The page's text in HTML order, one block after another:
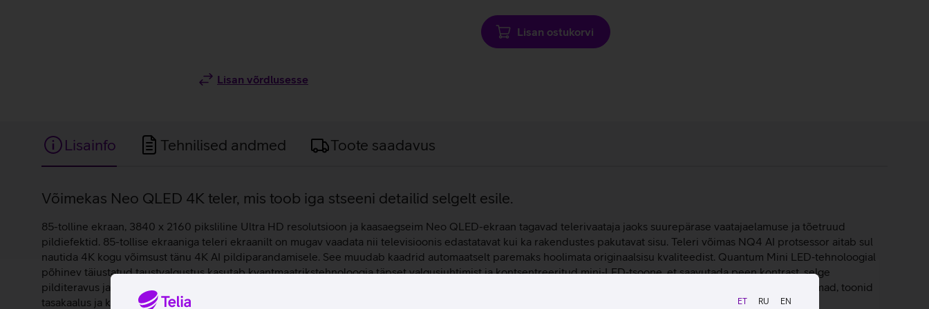
ET RU EN
Lisan võrdlusesse
laadimine
Lisan ostukorvi
Lisainfo Tehnilised andmed Toote saadavus
Lisainfo
Võimekas Neo QLED 4K teler, mis toob iga stseeni detailid selgelt esile.
85-tolline ekraan, 3840 x 2160 piksliline Ultra HD resolutsioon ja kaasaegseim Neo QLED-ekraan tagavad telerivaataja jaoks suurepärase vaatajaelamuse ja tõetruud
pildiefektid. 85-tollise ekraaniga teleri ekraanilt on mugav vaadata nii televisioonis edastatavat kui ka rakendustes pakutavat sisu. Teleri võimas NQ4 AI protsessor aitab sul
nautida 4K kogu võimsust tänu 4K AI pildiparandamisele. See muudab kaadrid automaatselt paremaks hoolimata originaalsisu kvaliteedist. Quantum Mini LED‑tehnoloogial
põhinev täiustatud taustvalgustus kasutab kvantmaatrikstehnoloogia täpset valgusjuhtimist ja kontsentreeritud mini‑LED‑tsoone, et saavutada peen kontrast, selge
pilditeravus ja heledus igas kaadris. Adaptive Sound+ analüüsib stseene ja ruumi akustikat reaalajas, optimeerides heli automaatselt nii, et hääled oleksid selgemad, toonid
tasakaalus ja kuulamiskogemus personaalsem.